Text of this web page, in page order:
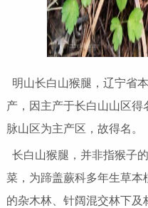
明山长白山猴腿，辽宁省
产，因主产于长白山山区
脉山区为主产区，故得名。
长白山猴腿，并非指猴子
菜，为蹄盖蕨科多年生草本
的杂木林、针阔混交林下及